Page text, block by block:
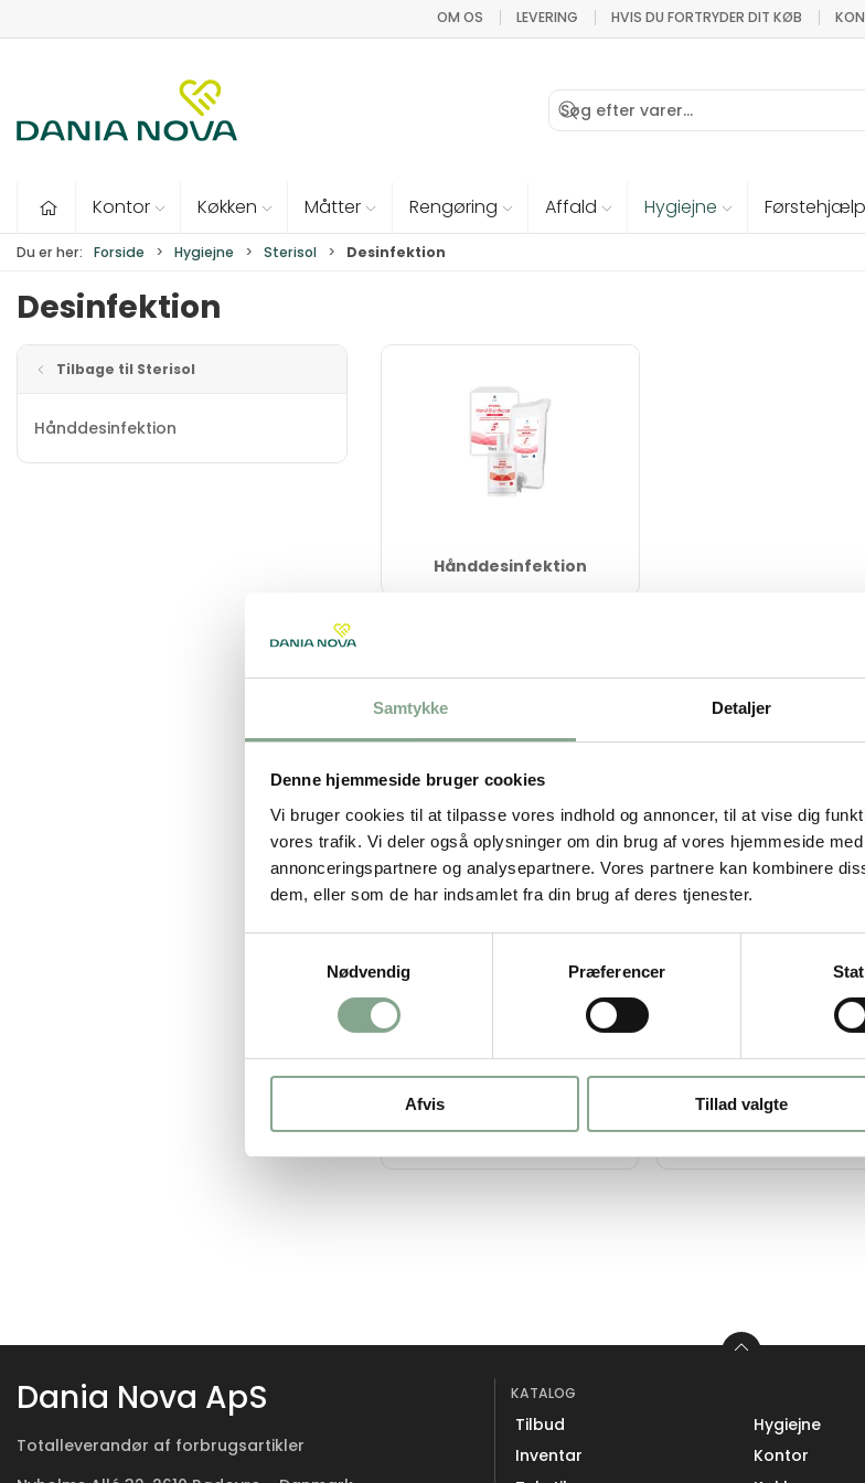
Samtykke Detaljer
Denne hjemmeside bruger cookies
Vi bruger cookies til at tilpasse vores indhold og annoncer, til at vise dig
vores trafik. Vi deler også oplysninger om din brug af vores hjemmeside
annonceringspartnere og analysepartnere. Vores partnere kan kombinere
dem, eller som de har indsamlet fra din brug af deres tjenester.
Nødvendig
Præferencer
Afvis Tillad valgte
OM OS LEVERING HVIS DU FORTRYDER DIT KØB
Kontor Køkken Måtter Rengøring Affald Hygiejne Førstehjælp
Du er her: Forside Hygiejne Sterisol Desinfektion
Desinfektion
Tilbage til Sterisol
Hånddesinfektion
Hånddesinfektion
Hånddesinfektion 81%
DKK 727,00
Køb nu
Hånddesinfektion 81%
Køb nu
Dania Nova ApS
Totalleverandør af forbrugsartikler
KATALOG
Tilbud
Inventar
Hygiejne
Kontor